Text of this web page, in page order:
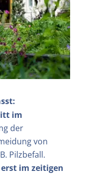
im
der
von
Pilzbefall.
im zeitigen